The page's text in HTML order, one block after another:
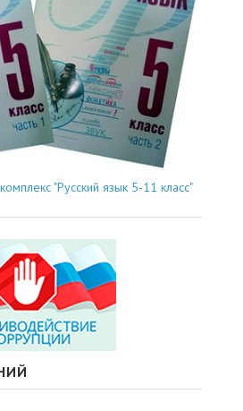
"Русский язык 5-11 класс"